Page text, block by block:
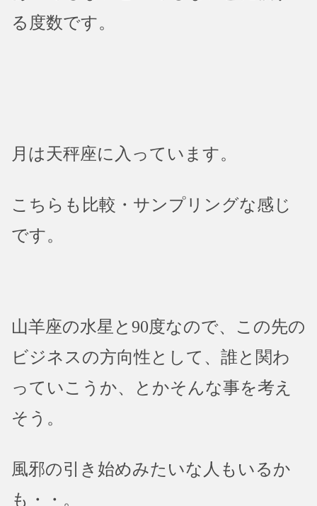
る度数です。
月は天秤座に入っています。
こちらも比較・サンプリングな感じ
です。
山羊座の水星と90度なので、この先の
ビジネスの方向性として、誰と関わ
っていこうか、とかそんな事を考え
そう。
風邪の引き始めみたいな人もいるか
も・・。